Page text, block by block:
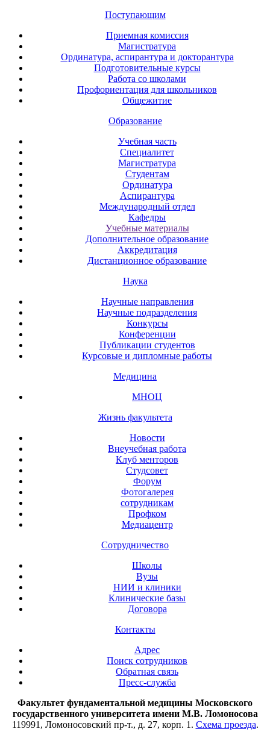
Поступающим
Приемная комиссия
Магистратура
Ординатура, аспирантура и докторантура
Подготовительные курсы
Работа со школами
Профориентация для школьников
Общежитие
Образование
Учебная часть
Специалитет
Магистратура
Студентам
Ординатура
Аспирантура
Международный отдел
Кафедры
Учебные материалы
Дополнительное образование
Аккредитация
Дистанционное образование
Наука
Научные направления
Научные подразделения
Конкурсы
Конференции
Публикации студентов
Курсовые и дипломные работы
Медицина
МНОЦ
Жизнь факультета
Новости
Внеучебная работа
Клуб менторов
Студсовет
Форум
Фотогалерея
сотрудникам
Профком
Медиацентр
Сотрудничество
Школы
Вузы
НИИ и клиники
Клинические базы
Договора
Контакты
Адрес
Поиск сотрудников
Обратная связь
Пресс-служба
Факультет фундаментальной медицины Московского
государственного университета имени М.В. Ломоносова
119991, Ломоносовский пр-т., д. 27, корп. 1. Схема проезда.